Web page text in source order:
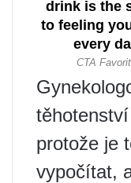
protože je
vypočítat,